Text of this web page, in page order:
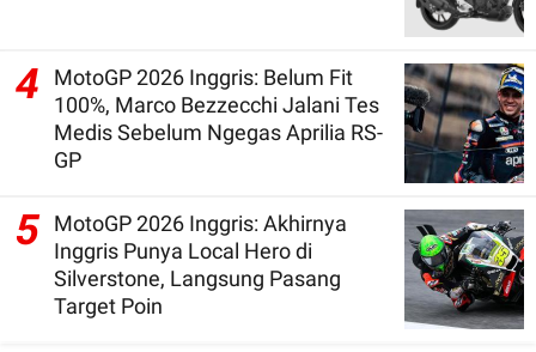
4
MotoGP 2026 Inggris: Belum Fit
100%, Marco Bezzecchi Jalani Tes
Medis Sebelum Ngegas Aprilia RS-
GP
5 MotoGP 2026 Inggris: Akhirnya
Inggris Punya Local Hero di
Silverstone, Langsung Pasang
Target Poin